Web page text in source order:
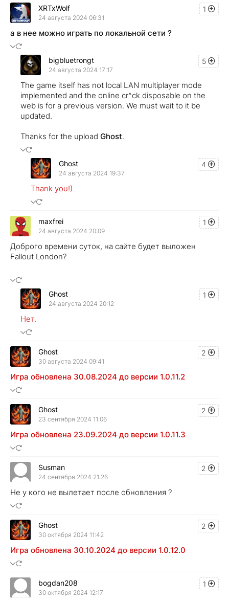
1
XRTxWolf
24 августа 2024 06:31
а в нее можно играть по локальной сети ?
5
bigbluetrongt
24 августа 2024 17:17
The game itself has not local LAN multiplayer mode
implemented and the online cr^ck disposable on the
web is for a previous version. We must wait to it be
updated.
Thanks for the upload Ghost.
4
Ghost
24 августа 2024 19:37
Thank you!)
1
maxfrei
24 августа 2024 20:09
Доброго времени суток, на сайте будет выложен
Fallout London?
1
Ghost
24 августа 2024 20:12
Нет.
2
Ghost
30 августа 2024 09:41
Игра обновлена 30.08.2024 до версии 1.0.11.2
2
Ghost
23 сентября 2024 11:06
Игра обновлена 23.09.2024 до версии 1.0.11.3
2
Susman
24 сентября 2024 21:26
Не у кого не вылетает после обновления ?
2
Ghost
30 октября 2024 11:42
Игра обновлена 30.10.2024 до версии 1.0.12.0
1
bogdan208
30 октября 2024 12:17